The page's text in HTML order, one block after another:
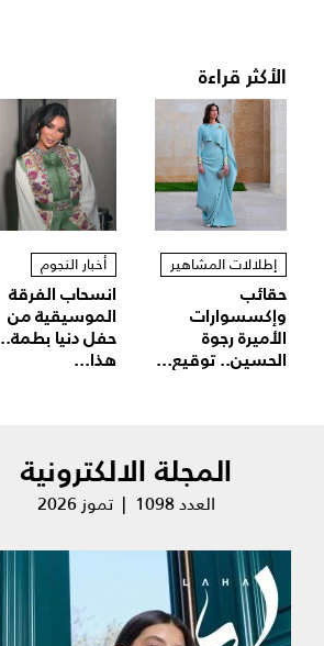
الأكثر قراءة
إطلالات المشاهير
حقائب
وإكسسوارات
الأميرة رجوة
الحسين.. توقيع...
أخبار النجوم
انسحاب الفرقة
الموسيقية من
حفل دنيا بطمة..
هذا...
المجلة الالكترونية
العدد 1098 | تموز 2026